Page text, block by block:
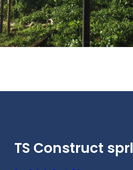
TS Construct sprl